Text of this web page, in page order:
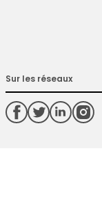
Sur les réseaux